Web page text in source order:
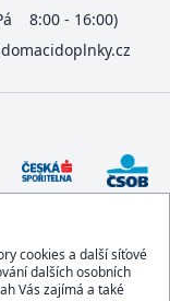
cookies a další síťové
dalších osobních
Vás zajímá a také
8:00 - 16:00)